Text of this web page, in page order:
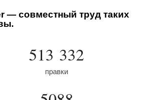
— совместный труд таких
513 332
правки